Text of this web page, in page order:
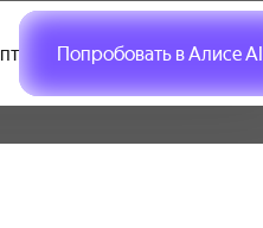
Попробовать в Алисе AI